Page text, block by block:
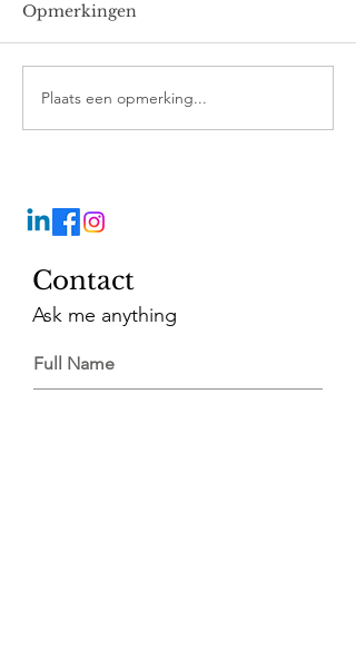
Ella en Joris
Opmerkingen
Plaats een opmerking...
Contact
Ask me anything
Full Name